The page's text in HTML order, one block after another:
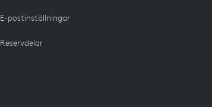
E-postinställningar
Reservdelar